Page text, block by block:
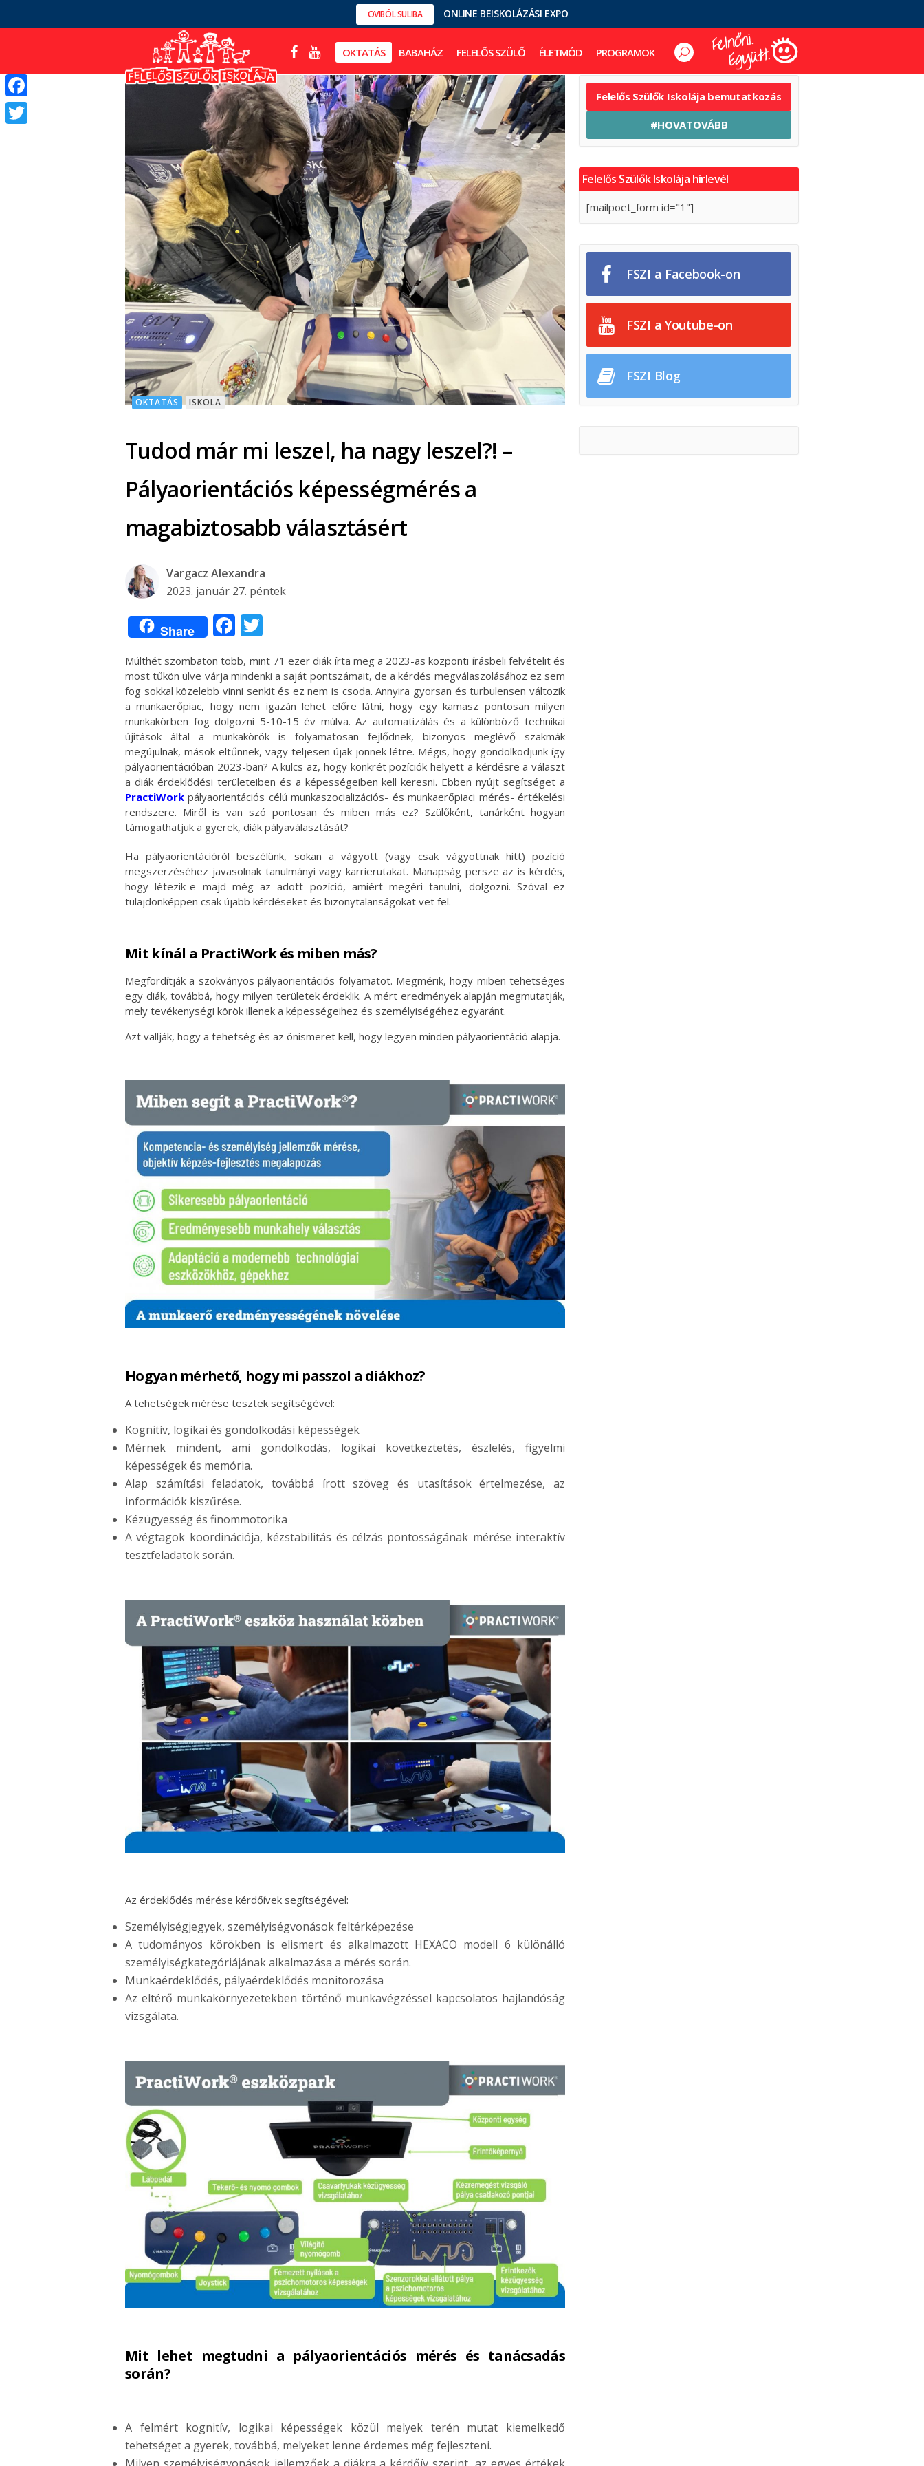
OVIBÓL SULIBA ONLINE BEISKOLÁZÁSI EXPO
OKTATÁS BABAHÁZ FELELŐS SZÜLŐ ÉLETMÓD PROGRAMOK
OKTATÁS ISKOLA
Tudod már mi leszel, ha nagy leszel?! –
Pályaorientációs képességmérés a
magabiztosabb választásért
Vargacz Alexandra
2023. január 27. péntek
Share Facebook
Múlthét szombaton több, mint 71 ezer diák írta meg a 2023-as központi írásbeli felvételit és
most tűkön ülve várja mindenki a saját pontszámait, de a kérdés megválaszolásához ez sem
fog sokkal közelebb vinni senkit és ez nem is csoda. Annyira gyorsan és turbulensen változik
a munkaerőpiac, hogy nem igazán lehet előre látni, hogy egy kamasz pontosan milyen
munkakörben fog dolgozni 5-10-15 év múlva. Az automatizálás és a különböző technikai
újítások által a munkakörök is folyamatosan fejlődnek, bizonyos meglévő szakmák
megújulnak, mások eltűnnek, vagy teljesen újak jönnek létre. Mégis, hogy gondolkodjunk így
pályaorientációban 2023-ban? A kulcs az, hogy konkrét pozíciók helyett a kérdésre a választ
a diák érdeklődési területeiben és a képességeiben kell keresni. Ebben nyújt segítséget a
PractiWork pályaorientációs célú munkaszocializációs- és munkaerőpiaci mérés- értékelési
rendszere. Miről is van szó pontosan és miben más ez? Szülőként, tanárként hogyan
támogathatjuk a gyerek, diák pályaválasztását?
Ha pályaorientációról beszélünk, sokan a vágyott (vagy csak vágyottnak hitt) pozíció
megszerzéséhez javasolnak tanulmányi vagy karrierutakat. Manapság persze az is kérdés,
hogy létezik-e majd még az adott pozíció, amiért megéri tanulni, dolgozni. Szóval ez
tulajdonképpen csak újabb kérdéseket és bizonytalanságokat vet fel.
Mit kínál a PractiWork és miben más?
Megfordítják a szokványos pályaorientációs folyamatot. Megmérik, hogy miben tehetséges
egy diák, továbbá, hogy milyen területek érdeklik. A mért eredmények alapján megmutatják,
mely tevékenységi körök illenek a képességeihez és személyiségéhez egyaránt.
Azt vallják, hogy a tehetség és az önismeret kell, hogy legyen minden pályaorientáció alapja.
Hogyan mérhető, hogy mi passzol a diákhoz?
A tehetségek mérése tesztek segítségével:
Kognitív, logikai és gondolkodási képességek
Mérnek mindent, ami gondolkodás, logikai következtetés, észlelés, figyelmi
képességek és memória.
Alap számítási feladatok, továbbá írott szöveg és utasítások értelmezése, az
információk kiszűrése.
Kézügyesség és finommotorika
A végtagok koordinációja, kézstabilitás és célzás pontosságának mérése interaktív
tesztfeladatok során.
Az érdeklődés mérése kérdőívek segítségével:
Személyiségjegyek, személyiségvonások feltérképezése
A tudományos körökben is elismert és alkalmazott HEXACO modell 6 különálló
személyiségkategóriájának alkalmazása a mérés során.
Munkaérdeklődés, pályaérdeklődés monitorozása
Az eltérő munkakörnyezetekben történő munkavégzéssel kapcsolatos hajlandóság
vizsgálata.
Mit lehet megtudni a pályaorientációs mérés és tanácsadás
során?
A felmért kognitív, logikai képességek közül melyek terén mutat kiemelkedő
tehetséget a gyerek, továbbá, melyeket lenne érdemes még fejleszteni.
Felelős Szülők Iskolája bemutatkozás
#HOVATOVÁBB
Felelős Szülők Iskolája hírlevél
[mailpoet_form id="1"]
FSZI a Facebook-on
FSZI a Youtube-on
FSZI Blog
Facebook